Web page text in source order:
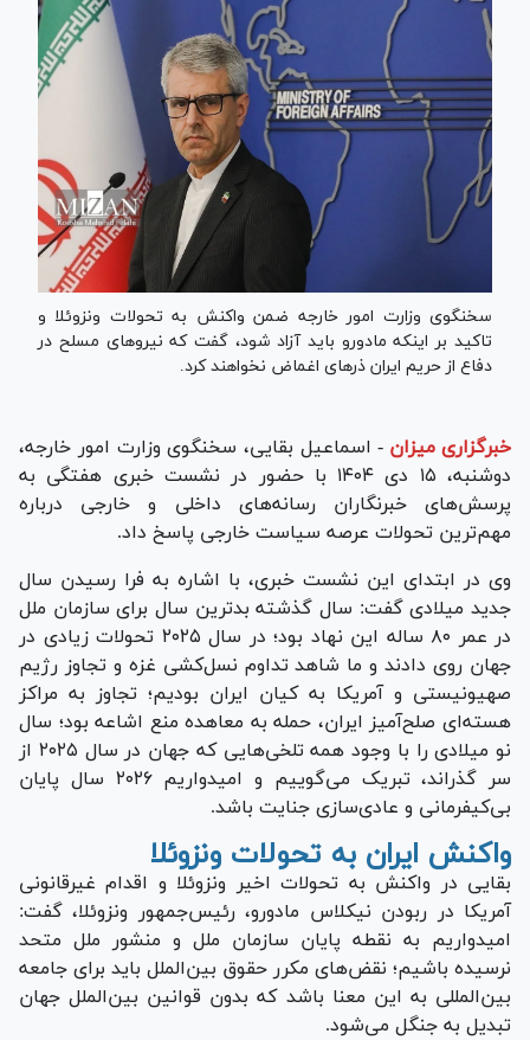
سخنگوی وزارت امور خارجه ضمن واکنش به تحولات ونزوئلا و
تاکید بر اینکه مادورو باید آزاد شود، گفت که نیرو‌های مسلح در
دفاع از حریم ایران ذره‎ای اغماض نخواهند کرد.
خبرگزاری میزان - اسماعیل بقایی، سخنگوی وزارت امور خارجه،
دوشنبه، ۱۵ دی ۱۴۰۴ با حضور در نشست خبری هفتگی به
پرسش‌های خبرنگاران رسانه‌های داخلی و خارجی درباره
مهم‌ترین تحولات عرصه سیاست خارجی پاسخ داد.
وی در ابتدای این نشست خبری، با اشاره به فرا رسیدن سال
جدید میلادی گفت: سال گذشته بدترین سال برای سازمان ملل
در عمر ۸۰ ساله این نهاد بود؛ در سال ۲۰۲۵ تحولات زیادی در
جهان روی دادند و ما شاهد تداوم نسل‌کشی غزه و تجاوز رژیم
صهیونیستی و آمریکا به کیان ایران بودیم؛ تجاوز به مراکز
هسته‌ای صلح‌آمیز ایران، حمله به معاهده منع اشاعه بود؛ سال
نو میلادی را با وجود همه تلخی‌هایی که جهان در سال ۲۰۲۵ از
سر گذراند، تبریک می‌گوییم و امیدواریم ۲۰۲۶ سال پایان
بی‌کیفرمانی و عادی‌سازی جنایت باشد.
واکنش ایران به تحولات ونزوئلا
بقایی در واکنش به تحولات اخیر ونزوئلا و اقدام غیرقانونی
آمریکا در ربودن نیکلاس مادورو، رئیس‌جمهور ونزوئلا، گفت:
امیدواریم به نقطه پایان سازمان ملل و منشور ملل متحد
نرسیده باشیم؛ نقض‌های مکرر حقوق بین‌الملل باید برای جامعه
بین‌المللی به این معنا باشد که بدون قوانین بین‌الملل جهان
تبدیل به جنگل می‌شود.